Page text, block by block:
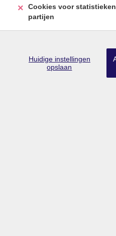
Lid CIB•Lid BIV•Erkend
Cookies voor
partijen
Huidige instellingen
opslaan